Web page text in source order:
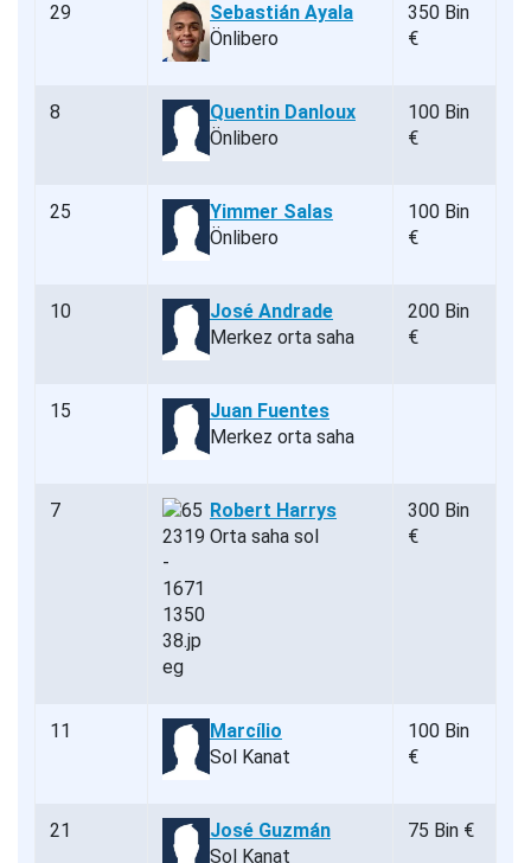
29
Sebastián Ayala
Önlibero
350 Bin
€
8
Quentin Danloux
Önlibero
100 Bin
€
25
Yimmer Salas
Önlibero
100 Bin
€
10
José Andrade
Merkez orta saha
200 Bin
€
15
Juan Fuentes
Merkez orta saha
7
Robert Harrys
Orta saha sol
300 Bin
€
11
Marcílio
Sol Kanat
100 Bin
€
21
José Guzmán
Sol Kanat
75 Bin €